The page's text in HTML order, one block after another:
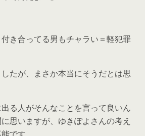
き合ってる男もチャラい＝軽犯罪
たが、まさか本当にそうだとは思
る人がそんなことを言って良いん
思いますが、ゆきぽよさんの考え